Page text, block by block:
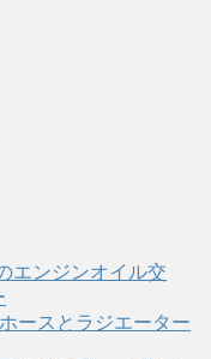
エンジンオイル交
ースとラジエーター